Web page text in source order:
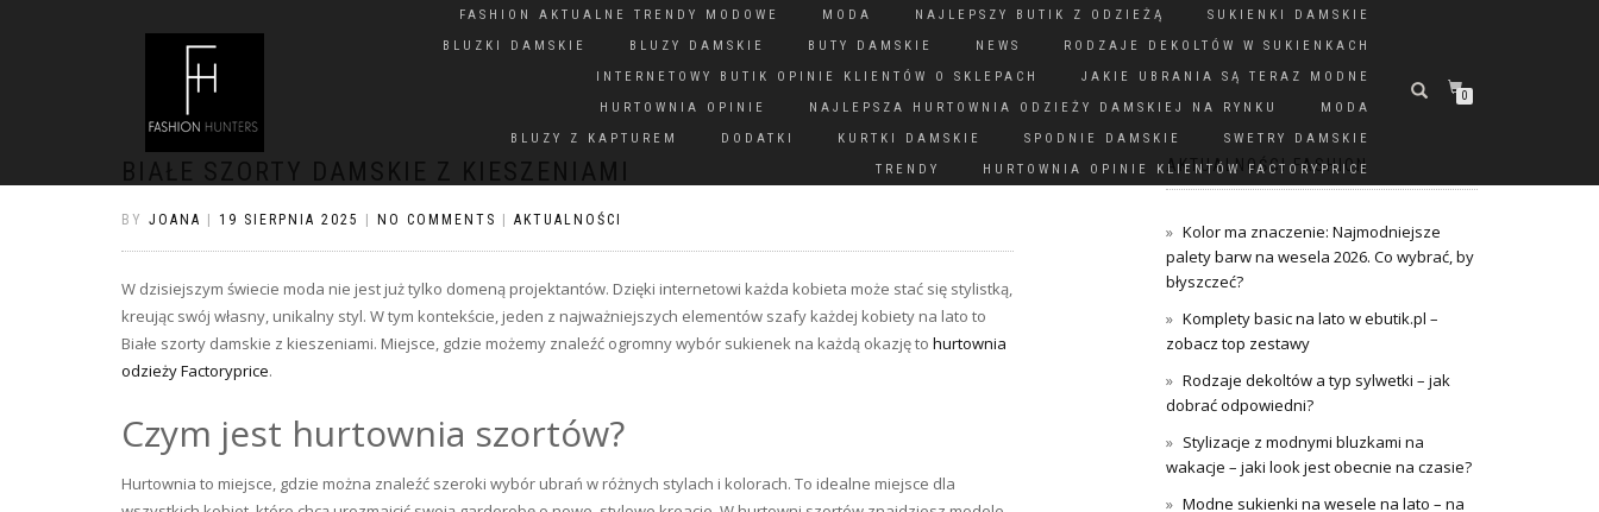
FASHION AKTUALNE TRENDY MODOWE MODA NAJLEPSZY BUTIK Z ODZIEŻĄ
SUKIENKI DAMSKIE
BLUZKI DAMSKIE
BLUZY DAMSKIE BUTY DAMSKIE NEWS
RODZAJE DEKOLTÓW W SUKIENKACH
INTERNETOWY BUTIK OPINIE KLIENTÓW O SKLEPACH
JAKIE UBRANIA SĄ TERAZ MODNE
HURTOWNIA OPINIE
NAJLEPSZA HURTOWNIA ODZIEŻY DAMSKIEJ NA RYNKU
MODA
BLUZY Z KAPTUREM
DODATKI KURTKI DAMSKIE SPODNIE DAMSKIE
SWETRY DAMSKIE
TRENDY
HURTOWNIA OPINIE KLIENTÓW FACTORYPRICE
0
BIAŁE SZORTY DAMSKIE Z KIESZENIAMI
BY JOANA 19 SIERPNIA 2025 NO COMMENTS AKTUALNOŚCI
W dzisiejszym świecie moda nie jest już tylko domeną projektantów. Dzięki internetowi każda kobieta może stać się stylistką,
kreując swój własny, unikalny styl. W tym kontekście, jeden z najważniejszych elementów szafy każdej kobiety na lato to
Białe szorty damskie z kieszeniami. Miejsce, gdzie możemy znaleźć ogromny wybór sukienek na każdą okazję to hurtownia
odzieży Factoryprice.
Czym jest hurtownia szortów?
Hurtownia to miejsce, gdzie można znaleźć szeroki wybór ubrań w różnych stylach i kolorach. To idealne miejsce dla
AKTUALNOŚCI FASHION
Kolor ma znaczenie: Najmodniejsze
palety barw na wesela 2026. Co wybrać, by
błyszczeć?
Komplety basic na lato w ebutik.pl –
zobacz top zestawy
Rodzaje dekoltów a typ sylwetki – jak
dobrać odpowiedni?
Stylizacje z modnymi bluzkami na
wakacje – jaki look jest obecnie na czasie?
Modne sukienki na wesele na lato – na